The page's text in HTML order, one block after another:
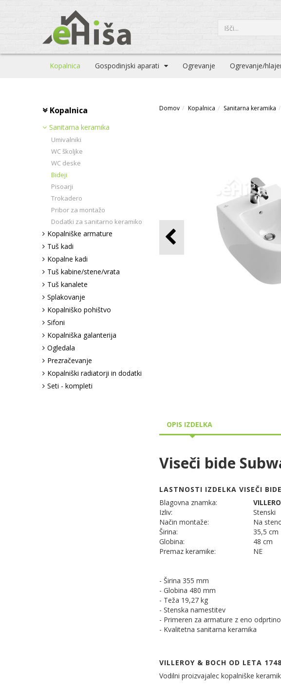
Kopalnica Gospodinjski aparati Ogrevanje Ogrevanje/
Kopalnica
Sanitarna keramika
Umivalniki
WC školjke
WC deske
Bideji
Pisoarji
Trokadero
Pribor za montažo
Dodatki za sanitarno keramiko
Kopalniške armature
Tuš kadi
Kopalne kadi
Tuš kabine/stene/vrata
Tuš kanalete
Splakovanje
Kopalniško pohištvo
Sifoni
Kopalniška galanterija
Ogledala
Prezračevanje
Kopalniški radiatorji in dodatki
Seti - kompleti
Domov Kopalnica Sanitarna keramika
OPIS IZDELKA
Viseči bide
LASTNOSTI IZDELKA VISEČI
Blagovna znamka:
Izliv:
Stenski
Način montaže:
Na
Širina:
35,5 cm
Globina:
48 cm
Premaz keramike:
NE
- Širina 355 mm
- Globina 480 mm
- Teža 19,27 kg
- Stenska namestitev
- Primeren za armature z eno odprtino
- Kvalitetna sanitarna keramika
VILLEROY & BOCH OD LETA 1748
Vodilni proizvajalec kopalniške